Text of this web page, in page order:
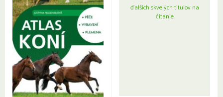
ďalších skvelých titulov na
čítanie